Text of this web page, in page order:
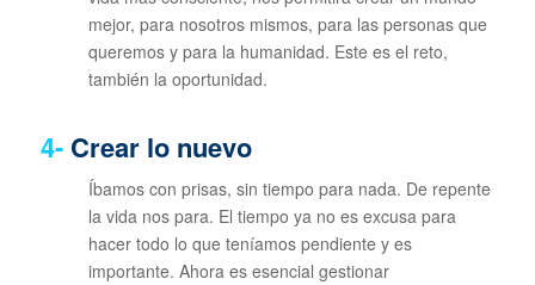
mejor, para nosotros mismos, para las personas que
queremos y para la humanidad. Este es el reto,
también la oportunidad.
4- Crear lo nuevo
Íbamos con prisas, sin tiempo para nada. De repente
la vida nos para. El tiempo ya no es excusa para
hacer todo lo que teníamos pendiente y es
importante. Ahora es esencial gestionar